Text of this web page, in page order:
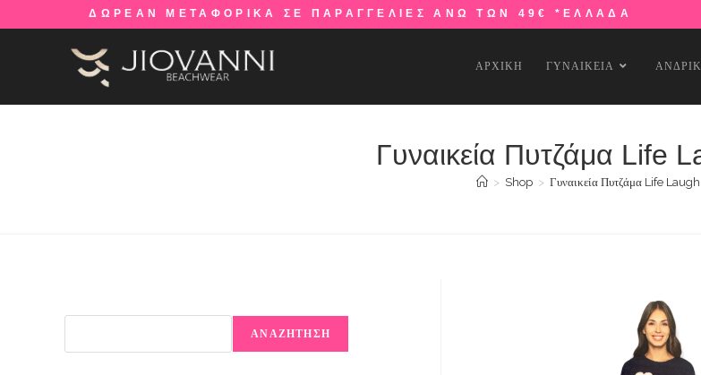
ΔΩΡΕΑΝ ΜΕΤΑΦΟΡΙΚΑ ΣΕ ΠΑΡΑΓΓΕΛΙΕΣ ΑΝΩ ΤΩΝ 49€ *ΕΛΛΑΔΑ
ΑΡΧΙΚΗ ΓΥΝΑΙΚΕΙΑ
Γυναικεία Πυτζάμα Life
> Shop > Γυναικεία Πυτζάμα Life
ΑΝΑΖΗΤΗΣΗ